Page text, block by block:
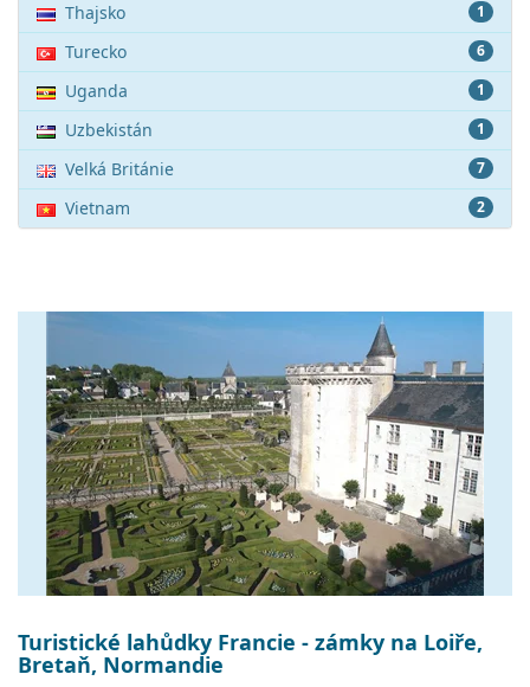
1
Thajsko
6
Turecko
1
Uganda
1
Uzbekistán
7
Velká Británie
2
Vietnam
Turistické lahůdky Francie - zámky na Loiře,
Bretaň, Normandie